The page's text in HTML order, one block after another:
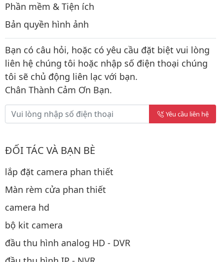
Phần mềm & Tiện ích
Bản quyền hình ảnh
Bạn có câu hỏi, hoặc có yêu cầu đặt biệt vui lòng
liên hệ chúng tôi hoặc nhập số điện thoại chúng
tôi sẽ chủ động liên lạc với bạn.
Chân Thành Cảm Ơn Bạn.
Yêu cầu liên hệ
ĐỐI TÁC VÀ BẠN BÈ
lắp đặt camera phan thiết
Màn rèm cửa phan thiết
camera hd
bộ kit camera
đầu thu hình analog HD - DVR